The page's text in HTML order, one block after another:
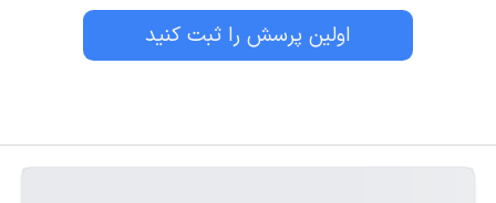
اولین پرسش را ثبت کنید